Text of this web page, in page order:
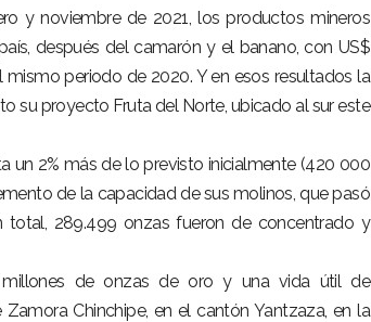
y noviembre de 2021, los productos mineros
después del camarón y el banano, con US$
periodo de 2020. Y en esos resultados la
su proyecto Fruta del Norte, ubicado al sur este
un 2% más de lo previsto inicialmente (420 000
de la capacidad de sus molinos, que pasó
289.499 onzas fueron de concentrado y
millones de onzas de oro y una vida útil de
Chinchipe, en el cantón Yantzaza, en la